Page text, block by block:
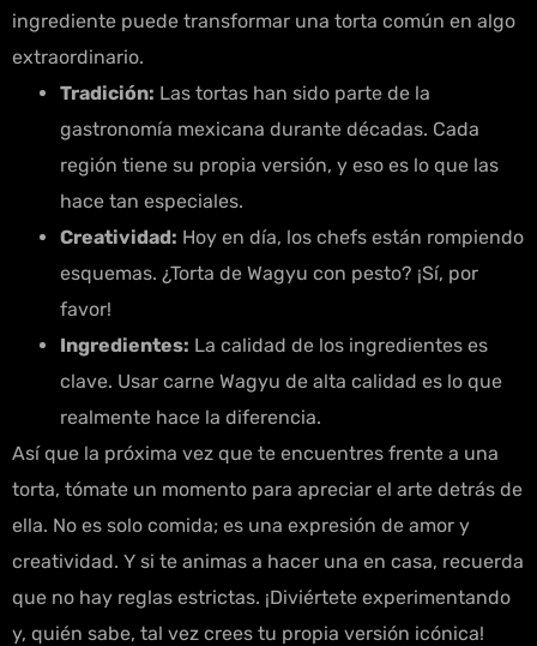
ingrediente puede transformar una torta común en algo
extraordinario.
Tradición: Las tortas han sido parte de la
gastronomía mexicana durante décadas. Cada
región tiene su propia versión, y eso es lo que las
hace tan especiales.
Creatividad: Hoy en día, los chefs están rompiendo
esquemas. ¿Torta de Wagyu con pesto? ¡Sí, por
favor!
Ingredientes: La calidad de los ingredientes es
clave. Usar carne Wagyu de alta calidad es lo que
realmente hace la diferencia.
Así que la próxima vez que te encuentres frente a una
torta, tómate un momento para apreciar el arte detrás de
ella. No es solo comida; es una expresión de amor y
creatividad. Y si te animas a hacer una en casa, recuerda
que no hay reglas estrictas. ¡Diviértete experimentando
y, quién sabe, tal vez crees tu propia versión icónica!